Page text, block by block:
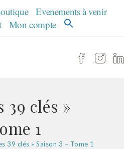
Evenements à venir
Mon compte
39 clés »
1
39 clés » Saison 3 – Tome 1